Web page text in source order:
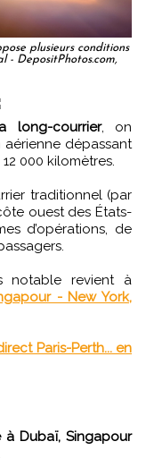
plusieurs conditions
- DepositPhotos.com,
long-courrier, on
dépassant
000 kilomètres.
traditionnel (par
ouest des États-
d’opérations, de
notable revient à
- New York,
Paris-Perth... en
à Dubaï, Singapour